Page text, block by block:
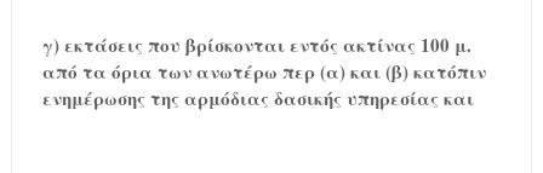
γ) εκτάσεις που βρίσκονται εντός ακτίνας 100 μ.
από τα όρια των ανωτέρω περ (α) και (β) κατόπιν
ενημέρωσης της αρμόδιας δασικής υπηρεσίας και